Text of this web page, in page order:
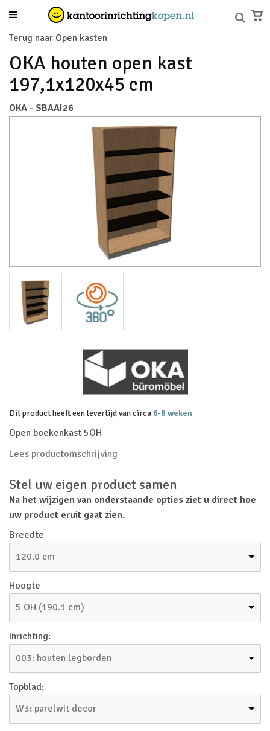
Terug naar Open kasten
OKA houten open kast
197,1x120x45 cm
OKA - SBAAI26
Dit product heeft een levertijd van circa 6-8 weken
Open boekenkast 5OH
Lees productomschrijving
Stel uw eigen product samen
Na het wijzigen van onderstaande opties ziet u direct hoe
uw product eruit gaat zien.
Breedte
120.0 cm
Hoogte
5 OH (190.1 cm)
Inrichting:
003: houten legborden
Topblad:
W3: parelwit decor